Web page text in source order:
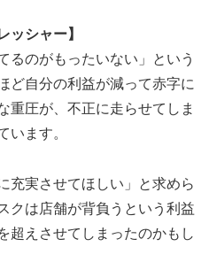
ッシャー】
るのがもったいない」という
ど自分の利益が減って赤字に
重圧が、不正に走らせてしま
います。
充実させてほしい」と求めら
クは店舗が背負うという利益
超えさせてしまったのかもし